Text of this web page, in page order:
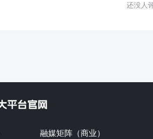
还没人
融媒矩阵（商业）